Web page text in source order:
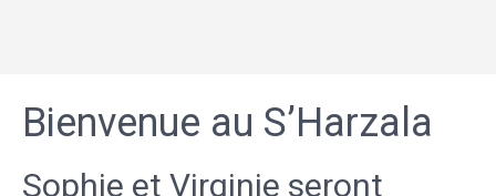
Bienvenue au S’Harzala
Sophie et Virginie seront